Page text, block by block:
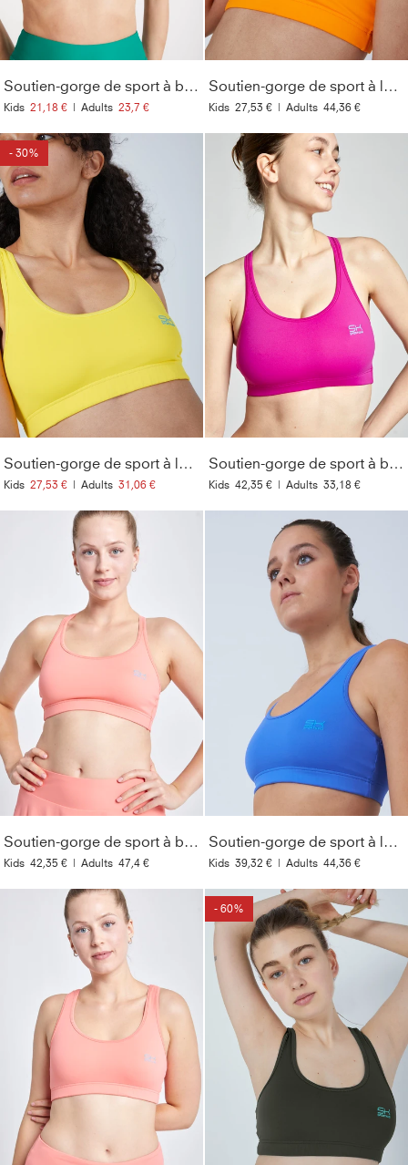
Soutien-gorge de sport à bretelles croisées, vert émeraude
Kids 21,18 € | Adults 23,7 €
Soutien-gorge de sport à larges bretelles, orange
Kids 27,53 € | Adults 44,36 €
- 30%
Soutien-gorge de sport à larges bretelles, jaune
Kids 27,53 € | Adults 31,06 €
Soutien-gorge de sport à bretelles croisées, rose berry
Kids 42,35 € | Adults 33,18 €
Soutien-gorge de sport à bretelles croisées, abricot
Kids 42,35 € | Adults 47,4 €
Soutien-gorge de sport à larges bretelles, bleu bleuet
Kids 39,32 € | Adults 44,36 €
- 60%